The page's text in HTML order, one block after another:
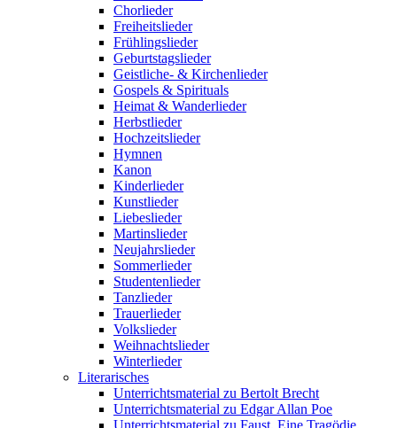
Chorlieder
Freiheitslieder
Frühlingslieder
Geburtstagslieder
Geistliche- & Kirchenlieder
Gospels & Spirituals
Heimat & Wanderlieder
Herbstlieder
Hochzeitslieder
Hymnen
Kanon
Kinderlieder
Kunstlieder
Liebeslieder
Martinslieder
Neujahrslieder
Sommerlieder
Studentenlieder
Tanzlieder
Trauerlieder
Volkslieder
Weihnachtslieder
Winterlieder
Literarisches
Unterrichtsmaterial zu Bertolt Brecht
Unterrichtsmaterial zu Edgar Allan Poe
Unterrichtsmaterial zu Faust. Eine Tragödie.